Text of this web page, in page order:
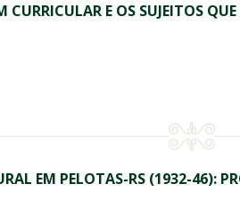
E OS SUJEITOS
EM PELOTAS-RS (1932-46):